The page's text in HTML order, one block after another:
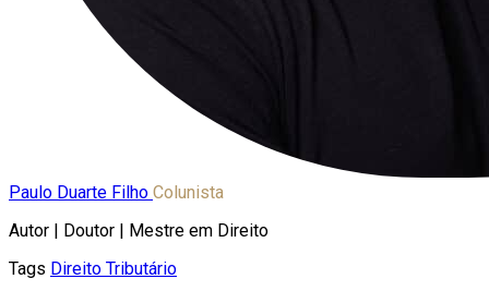
Paulo Duarte Filho Colunista
Autor | Doutor | Mestre em Direito
Tags Direito Tributário